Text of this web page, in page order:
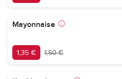
Mayonnaise
1,35 € 1,50 €